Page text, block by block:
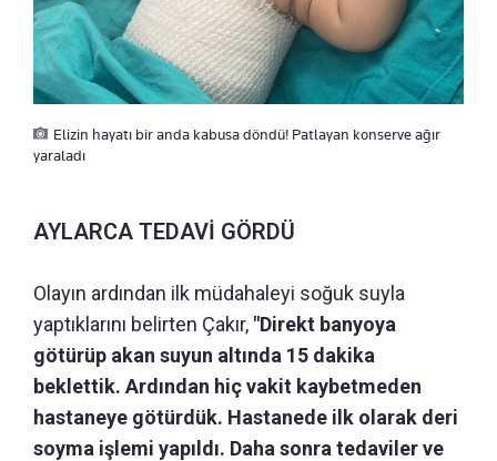
Elizin hayatı bir anda kabusa döndü! Patlayan konserve ağır
yaraladı
AYLARCA TEDAVİ GÖRDÜ
Olayın ardından ilk müdahaleyi soğuk suyla
yaptıklarını belirten Çakır, "Direkt banyoya
götürüp akan suyun altında 15 dakika
beklettik. Ardından hiç vakit kaybetmeden
hastaneye götürdük. Hastanede ilk olarak deri
soyma işlemi yapıldı. Daha sonra tedaviler ve